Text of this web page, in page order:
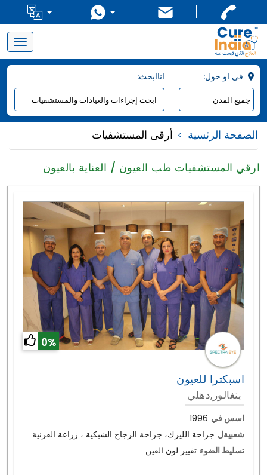
Toggle
navigation
:اناابحث
الصفحة الرئسية أرقى المستشفيات
ارقي المستشفيات طب العيون / العناية بالعيون
0%
اسبكترا للعيون
بنغالور,دهلي
اسس في 1996
شعبيةل جراحة الليزك، جراحة الزجاج الشبكية ، زراعة القرنية
تسليط الضوء تغيير لون العين